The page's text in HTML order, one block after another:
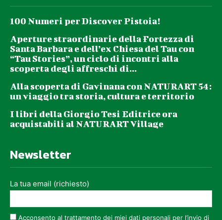
100 Numeri per Discover Pistoia!
Aperture straordinarie della Fortezza di
Santa Barbara e dell’ex Chiesa del Tau con
“Tau Stories”, un ciclo di incontri alla
scoperta degli affreschi di...
Alla scoperta di Gavinana con NATURART 54:
un viaggio tra storia, cultura e territorio
I libri della Giorgio Tesi Editrice ora
acquistabili al NATURART Village
Newsletter
La tua email (richiesto)
Acconsento al trattamento dei miei dati personali per l’invio di